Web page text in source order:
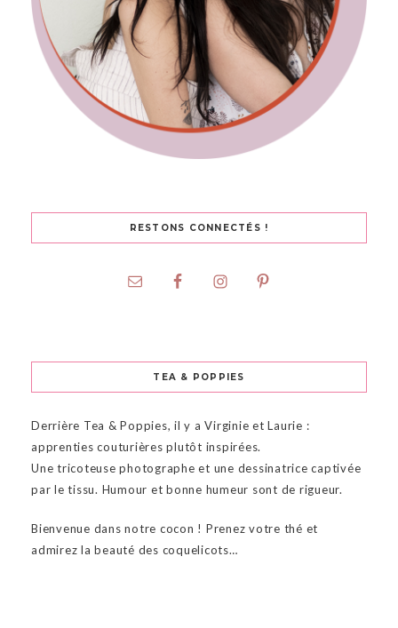
RESTONS CONNECTÉS !
TEA & POPPIES
Derrière Tea & Poppies, il y a Virginie et Laurie :
apprenties couturières plutôt inspirées.
Une tricoteuse photographe et une dessinatrice captivée
par le tissu. Humour et bonne humeur sont de rigueur.
Bienvenue dans notre cocon ! Prenez votre thé et
admirez la beauté des coquelicots…